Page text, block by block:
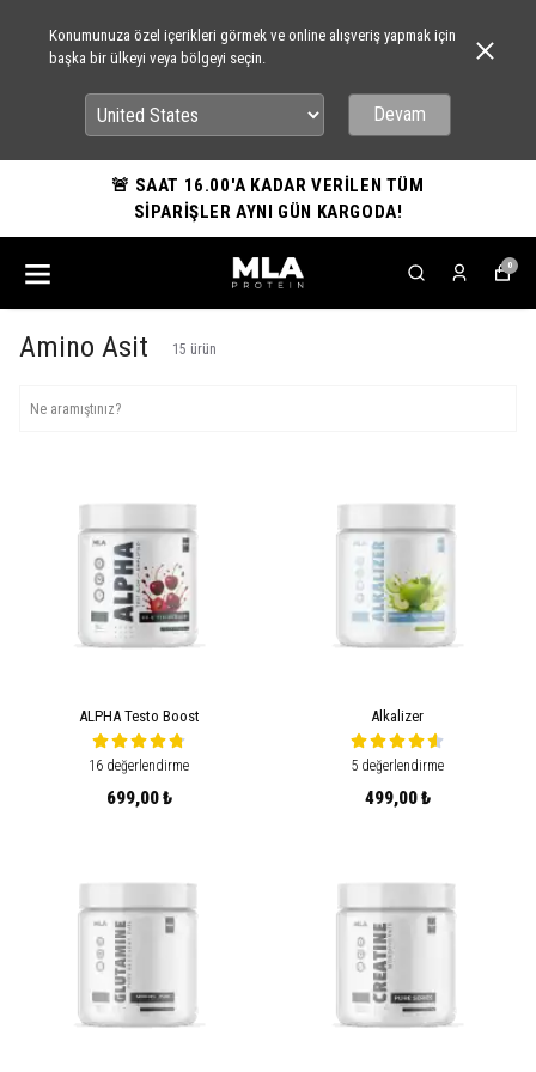
Konumunuza özel içerikleri görmek ve online alışveriş yapmak için
başka bir ülkeyi veya bölgeyi seçin.
Devam
🚨 SAAT 16.00'A KADAR VERİLEN TÜM
SİPARİŞLER AYNI GÜN KARGODA!
0
Amino Asit 15 ürün
ALPHA Testo Boost
16 değerlendirme
699,00 ₺
Alkalizer
5 değerlendirme
499,00 ₺